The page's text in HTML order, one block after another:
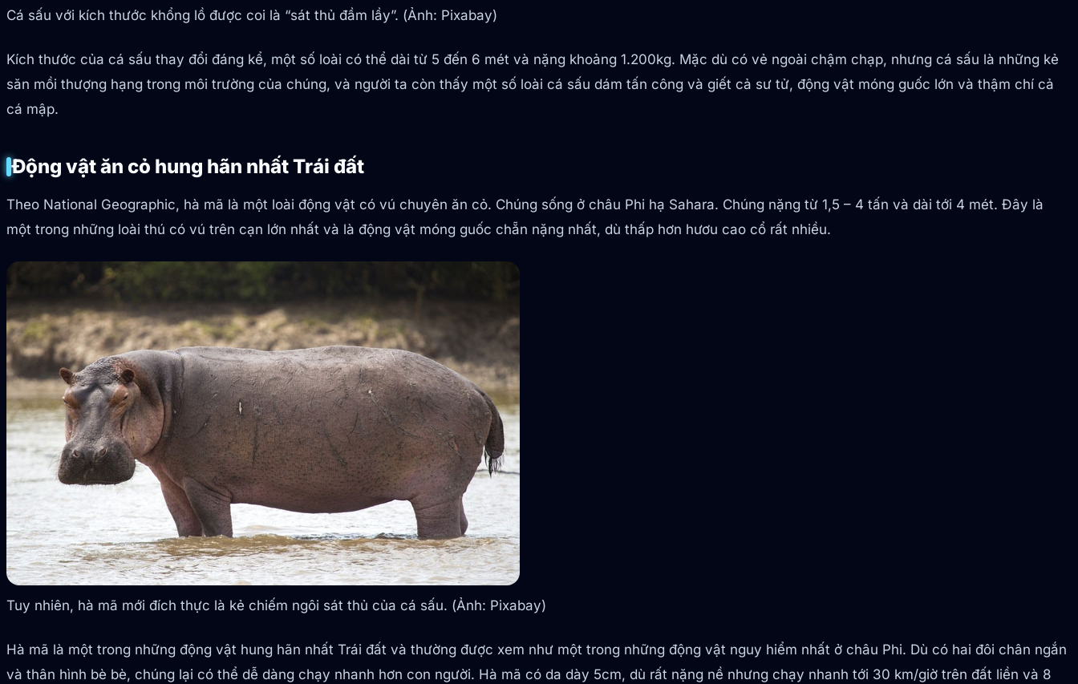
Cá sấu với kích thước khổng lồ được coi là “sát thủ đầm lầy”. (Ảnh: Pixabay)
Kích thước của cá sấu thay đổi đáng kể, một số loài có thể dài từ 5 đến 6 mét và nặng khoảng 1.200kg. Mặc dù có vẻ ngoài chậm chạp, nhưng cá sấu là những kẻ
săn mồi thượng hạng trong môi trường của chúng, và người ta còn thấy một số loài cá sấu dám tấn công và giết cả sư tử, động vật móng guốc lớn và thậm chí cả
cá mập.
Động vật ăn cỏ hung hãn nhất Trái đất
Theo National Geographic, hà mã là một loài động vật có vú chuyên ăn cỏ. Chúng sống ở châu Phi hạ Sahara. Chúng nặng từ 1,5 – 4 tấn và dài tới 4 mét. Đây là
một trong những loài thú có vú trên cạn lớn nhất và là động vật móng guốc chẵn nặng nhất, dù thấp hơn hươu cao cổ rất nhiều.
Tuy nhiên, hà mã mới đích thực là kẻ chiếm ngôi sát thủ của cá sấu. (Ảnh: Pixabay)
Hà mã là một trong những động vật hung hãn nhất Trái đất và thường được xem như một trong những động vật nguy hiểm nhất ở châu Phi. Dù có hai đôi chân ngắn
và thân hình bè bè, chúng lại có thể dễ dàng chạy nhanh hơn con người. Hà mã có da dày 5cm, dù rất nặng nề nhưng chạy nhanh tới 30 km/giờ trên đất liền và 8